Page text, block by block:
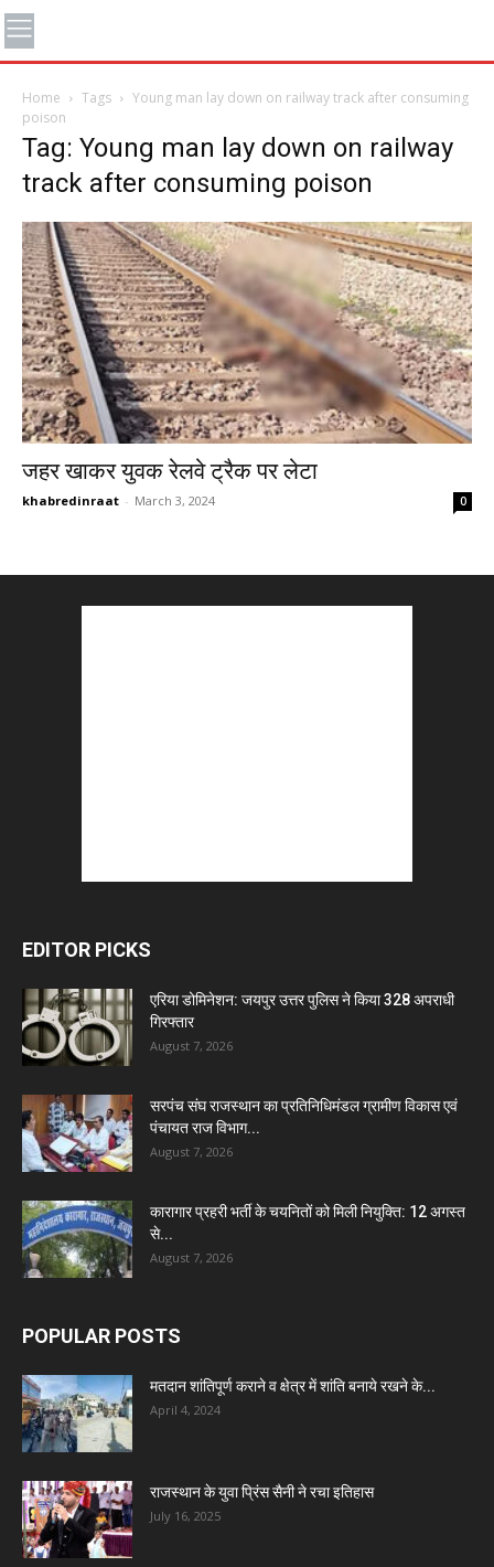
Home Tags
Young man lay down on railway track after consuming
poison
Tag: Young man lay down on railway
track after consuming poison
जहर खाकर युवक रेलवे ट्रैक पर लेटा
khabredinraat - March 3, 2024 0
EDITOR PICKS
एरिया डोमिनेशन: जयपुर उत्तर पुलिस ने किया 328 अपराधी
गिरफ्तार
August 7, 2026
सरपंच संघ राजस्थान का प्रतिनिधिमंडल ग्रामीण विकास एवं
पंचायत राज विभाग...
August 7, 2026
कारागार प्रहरी भर्ती के चयनितों को मिली नियुक्ति: 12 अगस्त
से...
August 7, 2026
POPULAR POSTS
मतदान शांतिपूर्ण कराने व क्षेत्र में शांति बनाये रखने के...
April 4, 2024
राजस्थान के युवा प्रिंस सैनी ने रचा इतिहास
July 16, 2025